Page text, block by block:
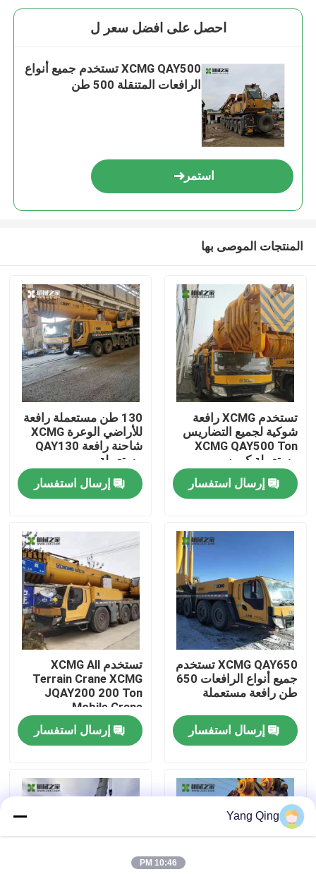
مسكن
جولة في المعمل
مراقبة الجودة
اتصل بنا
اطلب اقتباس
رافعة سيارات مستعملة
رافعات الشاحنة المستعملة
مستعملة جميع أنواع الرافعات
احصل على افضل سعر ل
XCMG QAY500 تستخدم جميع أنواع
الرافعات المتنقلة 500 طن
استمر
المنتجات الموصى بها
تستخدم XCMG رافعة
شوكية لجميع التضاريس
XCMG QAY500 Ton
مستعملة كرين
إرسال استفسار
130 طن مستعملة رافعة
للأراضي الوعرة XCMG
شاحنة رافعة QAY130
مستعملة
إرسال استفسار
XCMG QAY650 تستخدم
جميع أنواع الرافعات 650
طن رافعة مستعملة
إرسال استفسار
تستخدم XCMG All
Terrain Crane XCMG
JQAY200 200 Ton
Mobile Crane
إرسال استفسار
Yang Qing
10:46 PM